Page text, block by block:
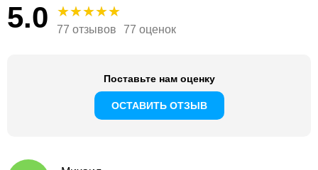
5.0 77 отзывов 77 оценок
Поставьте нам оценку
ОСТАВИТЬ ОТЗЫВ